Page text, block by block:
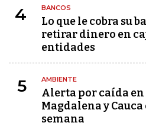
4 BANCOS
Lo que le cobra su
retirar dinero en
entidades
5 AMBIENTE
Alerta por caída
Magdalena y
semana